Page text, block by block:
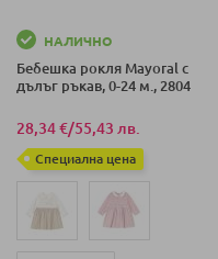
НАЛИЧНО
Бебешка рокля Mayoral с
дълъг ръкав, 0-24 м., 2804
28,34 €/55,43 лв.
Специална цена